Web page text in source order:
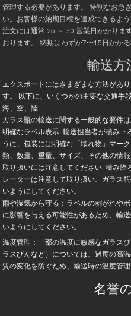
管理する必要があります。 特別なお急
い。お客様の納期目標を達成できるよ
注文には通常 25 ～ 30 営業日かかりま
おります。 納期はわずか7〜15日かかる
輸送方
エクスポートにはさまざまな方法があ
す。 以下に、いくつかの主要な交通手
海、空、陸
ガラス瓶の輸送に関する一般的な要件
明確なラベル表示: 輸送担当者が積み下
うに、包装には明確な「壊れ物」マー
類、数量、重量、サイズ、その他の情
取り扱いには注意してください: 積み
レーターは注意して取り扱い、ガラス
いようにしてください。
雨や湿気から守る：ラベルの剥がれや
に影響を与える可能性があるため、輸
いようにしてください。
温度管理：一部の温度に敏感なガラス
ラスびんなど）については、過度の高
質の変化を防ぐため、輸送時の温度管
名誉